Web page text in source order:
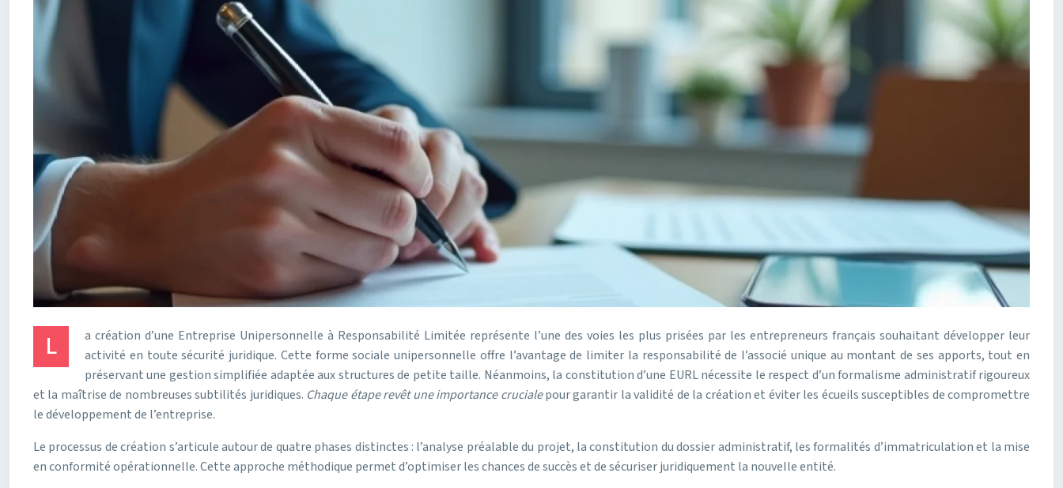
L
a création d’une Entreprise Unipersonnelle à Responsabilité Limitée représente l’une des voies les plus prisées par les entrepreneurs français souhaitant développer leur
activité en toute sécurité juridique. Cette forme sociale unipersonnelle offre l’avantage de limiter la responsabilité de l’associé unique au montant de ses apports, tout en
préservant une gestion simplifiée adaptée aux structures de petite taille. Néanmoins, la constitution d’une EURL nécessite le respect d’un formalisme administratif rigoureux
et la maîtrise de nombreuses subtilités juridiques. Chaque étape revêt une importance crucialepour garantir la validité de la création et éviter les écueils susceptibles de compromettre
le développement de l’entreprise.
Le processus de création s’articule autour de quatre phases distinctes : l’analyse préalable du projet, la constitution du dossier administratif, les formalités d’immatriculation et la mise
en conformité opérationnelle. Cette approche méthodique permet d’optimiser les chances de succès et de sécuriser juridiquement la nouvelle entité.